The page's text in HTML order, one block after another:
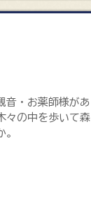
音・お薬師様があ
々の中を歩いて森